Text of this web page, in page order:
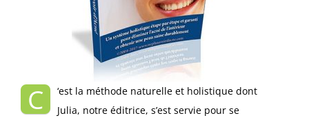
C
‘est la méthode naturelle et holistique dont
Julia, notre éditrice, s’est servie pour se